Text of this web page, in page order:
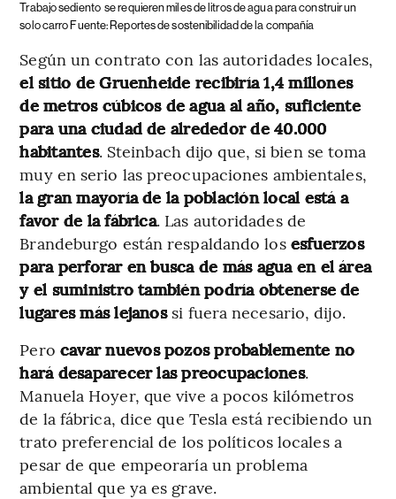
Trabajo sediento se requieren miles de litros de agua para construir un
solo carro Fuente: Reportes de sostenibilidad de la compañía
Según un contrato con las autoridades locales,
el sitio de Gruenheide recibiría 1,4 millones
de metros cúbicos de agua al año, suficiente
para una ciudad de alrededor de 40.000
habitantes. Steinbach dijo que, si bien se toma
muy en serio las preocupaciones ambientales,
la gran mayoría de la población local está a
favor de la fábrica. Las autoridades de
Brandeburgo están respaldando los esfuerzos
para perforar en busca de más agua en el área
y el suministro también podría obtenerse de
lugares más lejanos si fuera necesario, dijo.
Pero cavar nuevos pozos probablemente no
hará desaparecer las preocupaciones.
Manuela Hoyer, que vive a pocos kilómetros
de la fábrica, dice que Tesla está recibiendo un
trato preferencial de los políticos locales a
pesar de que empeoraría un problema
ambiental que ya es grave.